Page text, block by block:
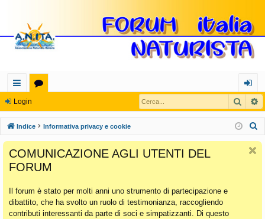
oll
eg
a
m
en
ti
Ra
u
m
og
in
Login Cerca
Indice Informativa privacy e cookie
COMUNICAZIONE AGLI UTENTI DEL
FORUM
Il forum è stato per molti anni uno strumento di partecipazione e
dibattito, che ha svolto un ruolo di testimonianza, raccogliendo
contributi interessanti da parte di soci e simpatizzanti. Di questo